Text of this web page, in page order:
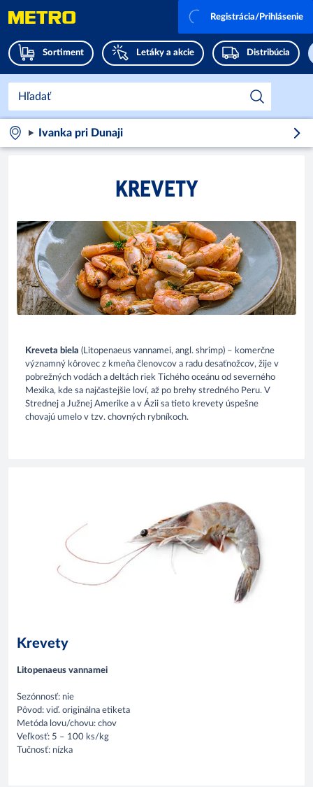
Sortiment Letáky a akcie Distribúcia
Registrácia/Prihlásenie
Ivanka pri Dunaji
KREVETY
Kreveta biela (Litopenaeus vannamei, angl. shrimp) – komerčne
významný kôrovec z kmeňa členovcov a radu desaťnožcov, žije v
pobrežných vodách a deltách riek Tichého oceánu od severného
Mexika, kde sa najčastejšie loví, až po brehy stredného Peru. V
Strednej a Južnej Amerike a v Ázii sa tieto krevety úspešne
chovajú umelo v tzv. chovných rybníkoch.
Krevety
Litopenaeus vannamei
Sezónnosť: nie
Pôvod: viď. originálna etiketa
Metóda lovu/chovu: chov
Veľkosť: 5 – 100 ks/kg
Tučnosť: nízka